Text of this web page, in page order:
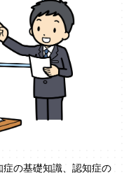
症の基礎知識、認知症の